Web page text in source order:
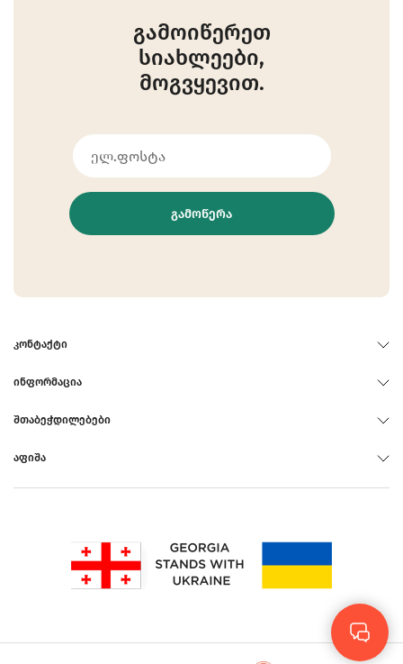
გამოიწერეთ
სიახლეები,
მოგვყევით.
ᲒᲐᲛᲝᲬᲔᲠᲐ
ᲙᲝᲜᲢᲐᲥᲢᲘ
ᲘᲜᲤᲝᲠᲛᲐᲪᲘᲐ
ᲨᲗᲐᲑᲔᲭᲓᲘᲚᲔᲑᲔᲑᲘ
ᲐᲤᲘᲨᲐ